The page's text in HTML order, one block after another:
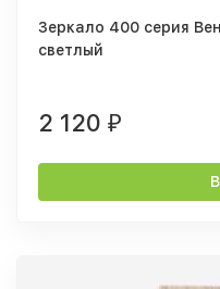
Зеркало 400 серия
светлый
2 120 ₽